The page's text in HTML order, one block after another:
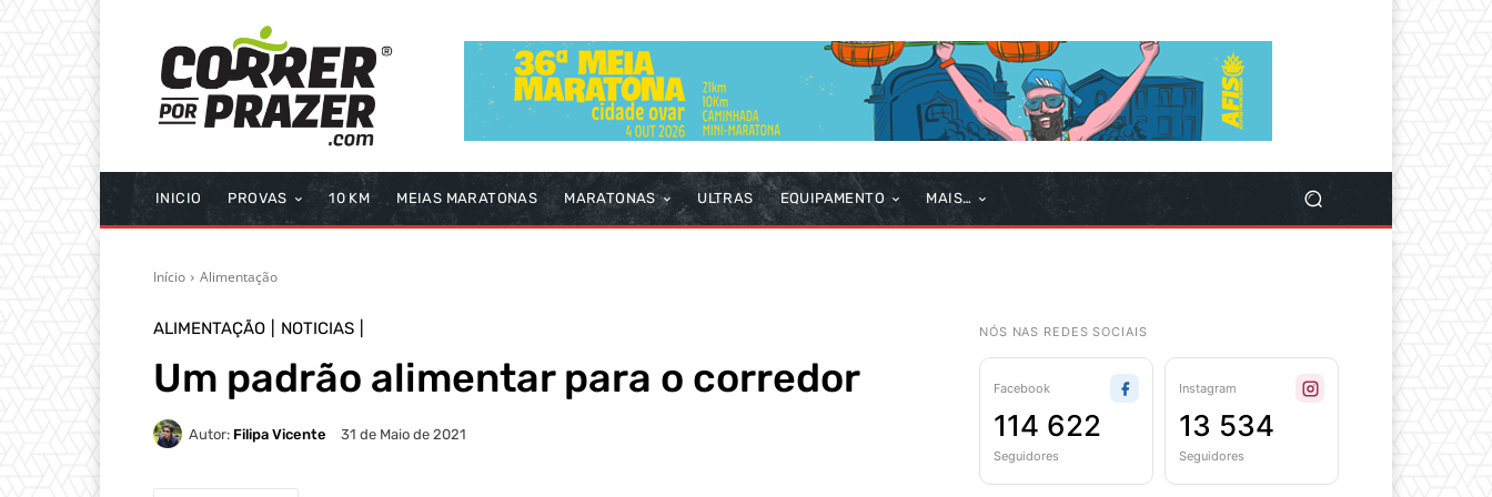
INICIO PROVAS 10 KM MEIAS MARATONAS MARATONAS ULTRAS EQUIPAMENTO MAIS…
Início Alimentação
ALIMENTAÇÃO NOTICIAS
Um padrão alimentar para o corredor
Autor: Filipa Vicente 31 de Maio de 2021
NÓS NAS REDES SOCIAIS
Facebook
114 622
Seguidores
Instagram
13 534
Seguidores